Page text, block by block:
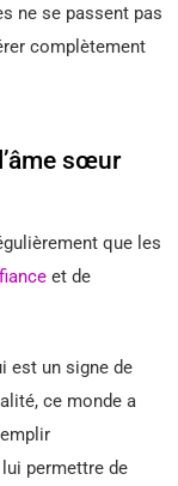
ne se passent pas
complètement
sœur
que les
et de
est un signe de
ce monde a
permettre de